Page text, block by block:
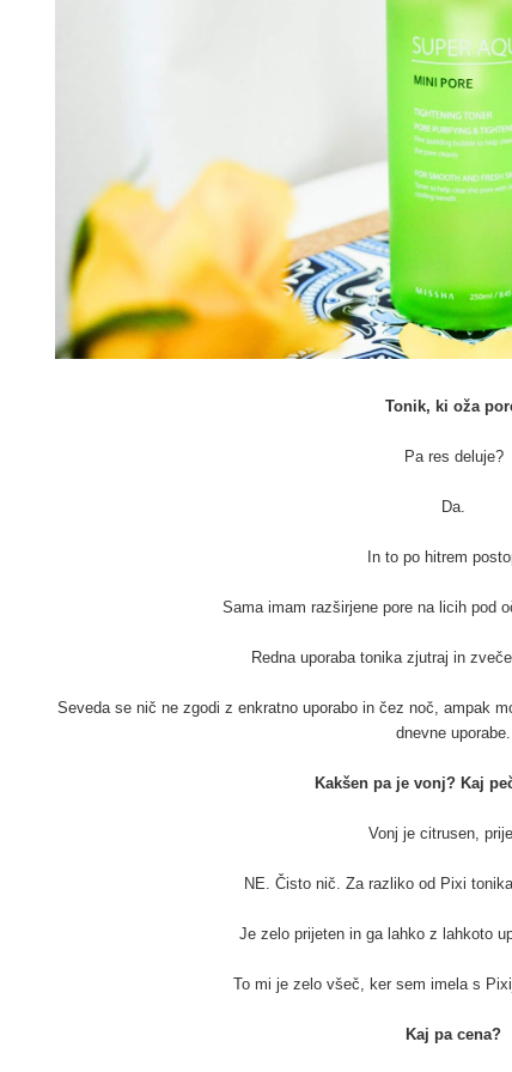
Tonik, ki oža
Pa res deluje?
Da.
In to po hitrem
Sama imam razširjene pore na licih pod
Redna uporaba tonika zjutraj in
Seveda se nič ne zgodi z enkratno uporabo in čez noč, ampak
dnevne uporabe.
Kakšen pa je vonj? Kaj
Vonj je citrusen,
NE. Čisto nič. Za razliko od Pixi
Je zelo prijeten in ga lahko z lahkoto
To mi je zelo všeč, ker sem imela s
Kaj pa cena?